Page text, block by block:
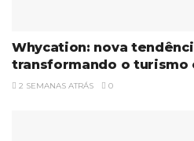
Whycation: nova
transformando o turismo
2 SEMANAS ATRÁS 0